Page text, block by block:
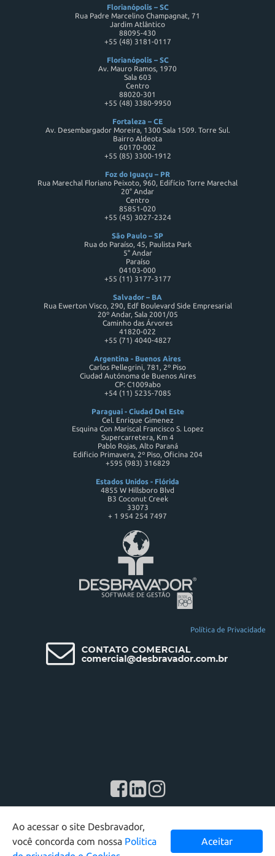
Ao acessar o site Desbravador,
você concorda com nossa Politica
Aceitar
Florianópolis – SC
Rua Padre Marcelino Champagnat, 71
Jardim Atlântico
88095-430
+55 (48) 3181-0117
Florianópolis – SC
Av. Mauro Ramos, 1970
Sala 603
Centro
88020-301
+55 (48) 3380-9950
Fortaleza – CE
Av. Desembargador Moreira, 1300 Sala 1509. Torre Sul.
Bairro Aldeota
60170-002
+55 (85) 3300-1912
Foz do Iguaçu – PR
Rua Marechal Floriano Peixoto, 960, Edifício Torre Marechal
20° Andar
Centro
85851-020
+55 (45) 3027-2324
São Paulo – SP
Rua do Paraíso, 45, Paulista Park
5° Andar
Paraíso
04103-000
+55 (11) 3177-3177
Salvador – BA
Rua Ewerton Visco, 290, Edf Boulevard Side Empresarial
20º Andar, Sala 2001/05
Caminho das Árvores
41820-022
+55 (71) 4040-4827
Argentina - Buenos Aires
Carlos Pellegrini, 781, 2º Piso
Ciudad Autónoma de Buenos Aires
CP: C1009abo
+54 (11) 5235-7085
Paraguai - Ciudad Del Este
Cel. Enrique Gimenez
Esquina Con Mariscal Francisco S. Lopez
Supercarretera, Km 4
Pablo Rojas, Alto Paraná
Edificio Primavera, 2º Piso, Oficina 204
+595 (983) 316829
Estados Unidos - Flórida
4855 W Hillsboro Blvd
B3 Coconut Creek
33073
+ 1 954 254 7497
Política de Privacidade